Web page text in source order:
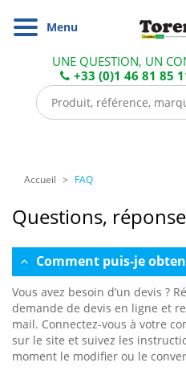
UNE QUESTION, UN
+33 (0)1 46 81 85
Navigation
Menu
Accueil FAQ
Questions,
Comment puis-je
Vous avez besoin d’un devis ?
demande de devis en ligne et
mail. Connectez-vous à votre
sur le site et suivez les
moment le modifier ou le